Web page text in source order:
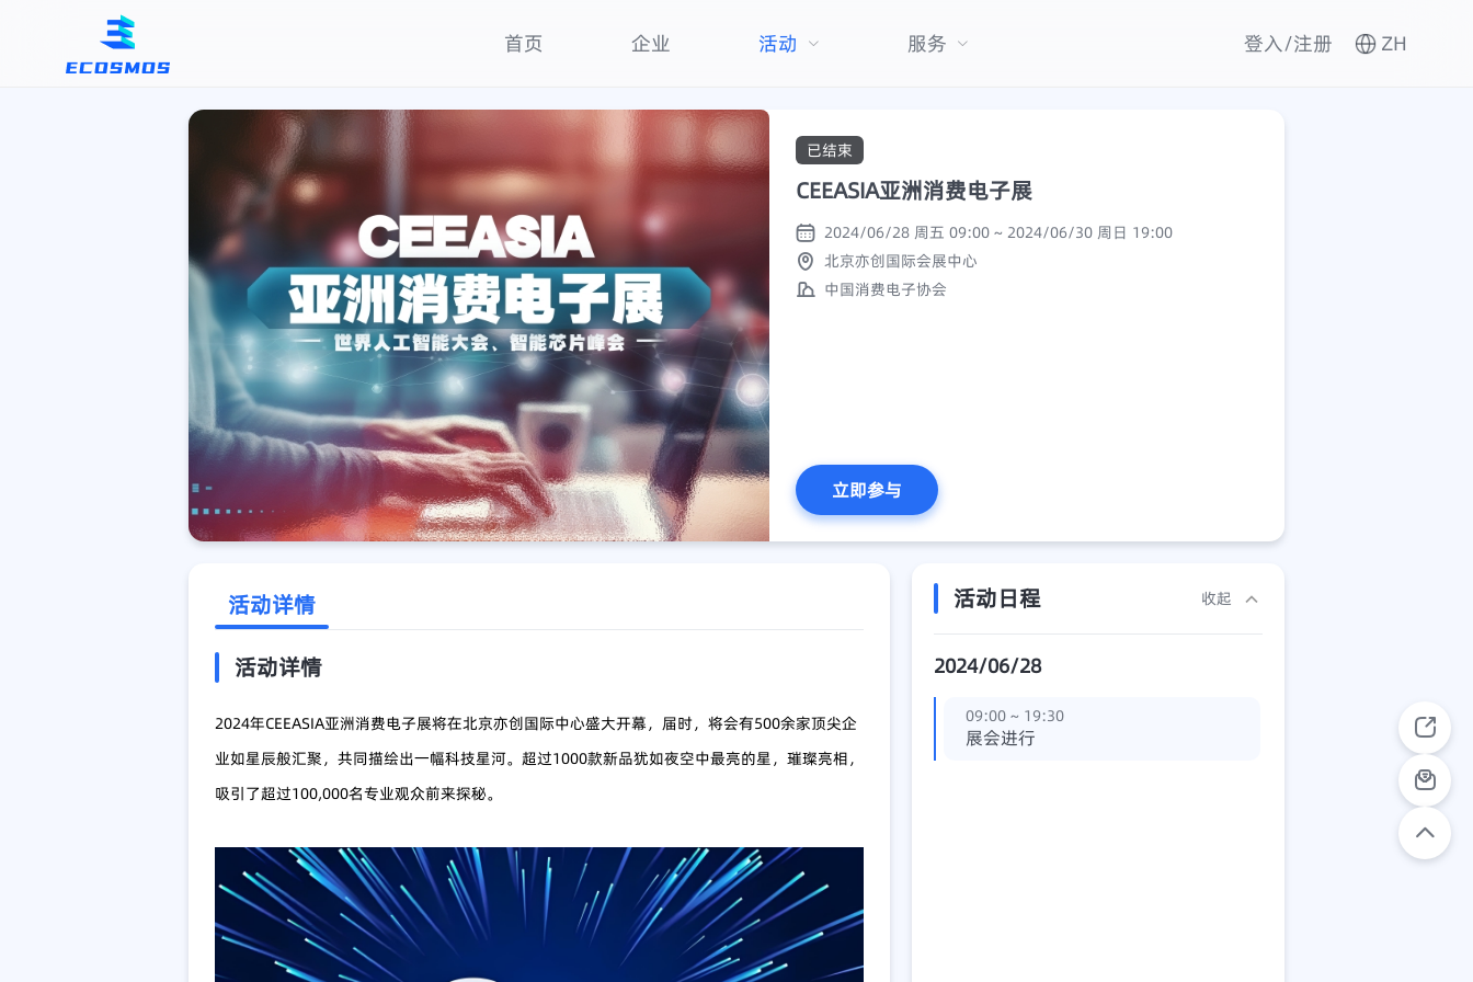
首页 企业 活动 服务 登入/注册 ZH
已结束
CEEASIA亚洲消费电子展
2024/06/28 周五 09:00 ~ 2024/06/30 周日 19:00
北京亦创国际会展中心
中国消费电子协会
立即参与
活动详情
活动详情
2024年CEEASIA亚洲消费电子展将在北京亦创国际中心盛大开幕，届时，将会有500余家顶尖企
业如星辰般汇聚，共同描绘出一幅科技星河。超过1000款新品犹如夜空中最亮的星，璀璨亮相，
吸引了超过100,000名专业观众前来探秘。
活动日程 收起
2024/06/28
09:00 ~ 19:30
展会进行